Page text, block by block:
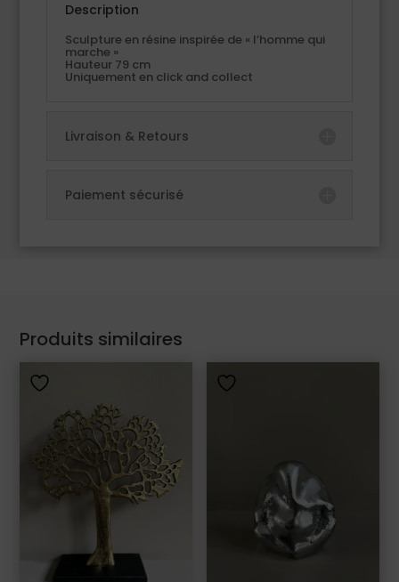
Description
Sculpture en résine inspirée de « l’homme qui
marche »
Hauteur 79 cm
Uniquement en click and collect
Livraison & Retours
Paiement sécurisé
Produits similaires